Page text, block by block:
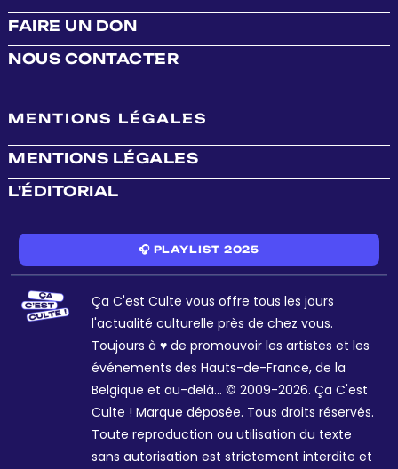
FAIRE UN DON
NOUS CONTACTER
MENTIONS LÉGALES
MENTIONS LÉGALES
L'ÉDITORIAL
🎧 PLAYLIST 2025
Ça C'est Culte vous offre tous les jours
l'actualité culturelle près de chez vous.
Toujours à ♥ de promouvoir les artistes et les
événements des Hauts-de-France, de la
Belgique et au-delà... © 2009-2026. Ça C'est
Culte ! Marque déposée. Tous droits réservés.
Toute reproduction ou utilisation du texte
sans autorisation est strictement interdite et